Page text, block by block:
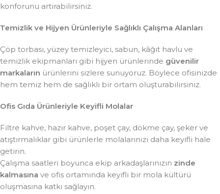
konforunu artırabilirsiniz.
Temizlik ve Hijyen Ürünleriyle Sağlıklı Çalışma Alanları
Çöp torbası, yüzey temizleyici, sabun, kâğıt havlu ve
temizlik ekipmanları gibi hijyen ürünlerinde güvenilir
markaların ürünlerini sizlere sunuyoruz. Böylece ofisinizde
hem temiz hem de sağlıklı bir ortam oluşturabilirsiniz.
Ofis Gıda Ürünleriyle Keyifli Molalar
Filtre kahve, hazır kahve, poşet çay, dökme çay, şeker ve
atıştırmalıklar gibi ürünlerle molalarınızı daha keyifli hale
getirin.
Çalışma saatleri boyunca ekip arkadaşlarınızın zinde
kalmasına ve ofis ortamında keyifli bir mola kültürü
oluşmasına katkı sağlayın.